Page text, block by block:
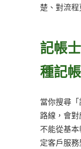
楚、對流
記帳
種記
當你搜尋
路線，會
不能從基
定客戶服